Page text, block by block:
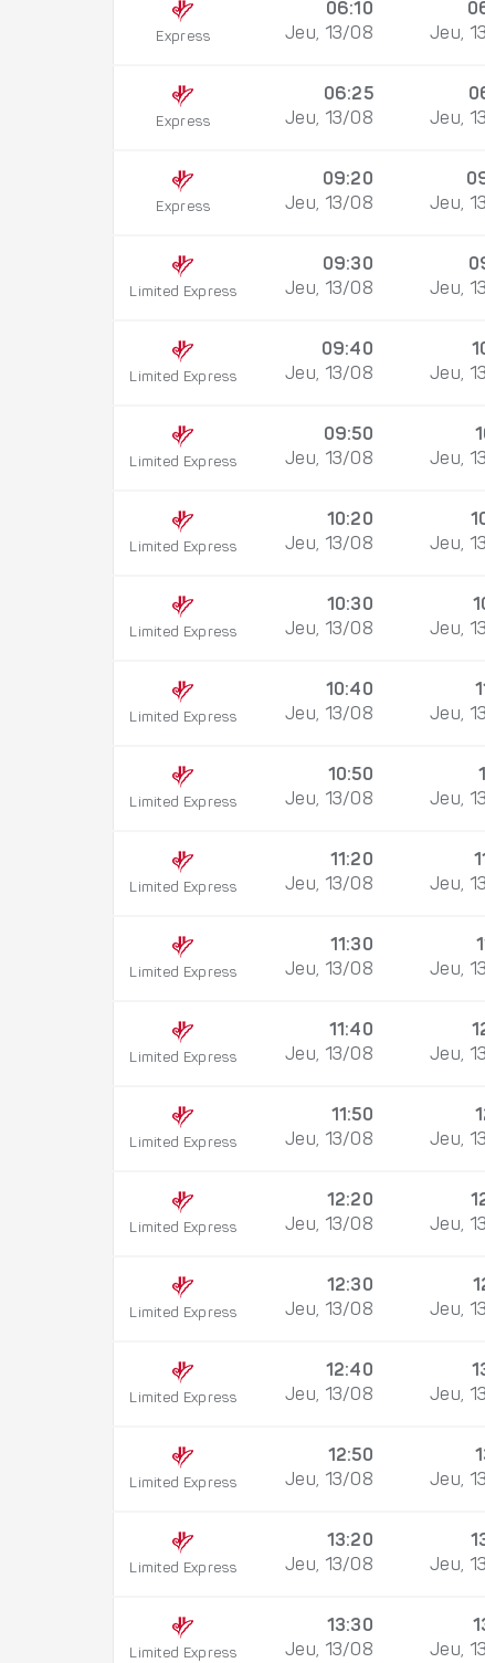
Express
06:10
Jeu, 13/08
Jeu,
Express
06:25
Jeu, 13/08
Jeu,
Express
09:20
Jeu, 13/08
Jeu,
Limited Express
09:30
Jeu, 13/08
Jeu,
Limited Express
09:40
Jeu, 13/08
Jeu,
Limited Express
09:50
Jeu, 13/08
Jeu,
Limited Express
10:20
Jeu, 13/08
Jeu,
Limited Express
10:30
Jeu, 13/08
Jeu,
Limited Express
10:40
Jeu, 13/08
Jeu,
Limited Express
10:50
Jeu, 13/08
Jeu,
Limited Express
11:20
Jeu, 13/08
Jeu,
Limited Express
11:30
Jeu, 13/08
Jeu,
Limited Express
11:40
Jeu, 13/08
Jeu,
Limited Express
11:50
Jeu, 13/08
Jeu,
Limited Express
12:20
Jeu, 13/08
Jeu,
Limited Express
12:30
Jeu, 13/08
Jeu,
Limited Express
12:40
Jeu, 13/08
Jeu,
Limited Express
12:50
Jeu, 13/08
Jeu,
Limited Express
13:20
Jeu, 13/08
Jeu,
Limited Express
13:30
Jeu, 13/08
Jeu,